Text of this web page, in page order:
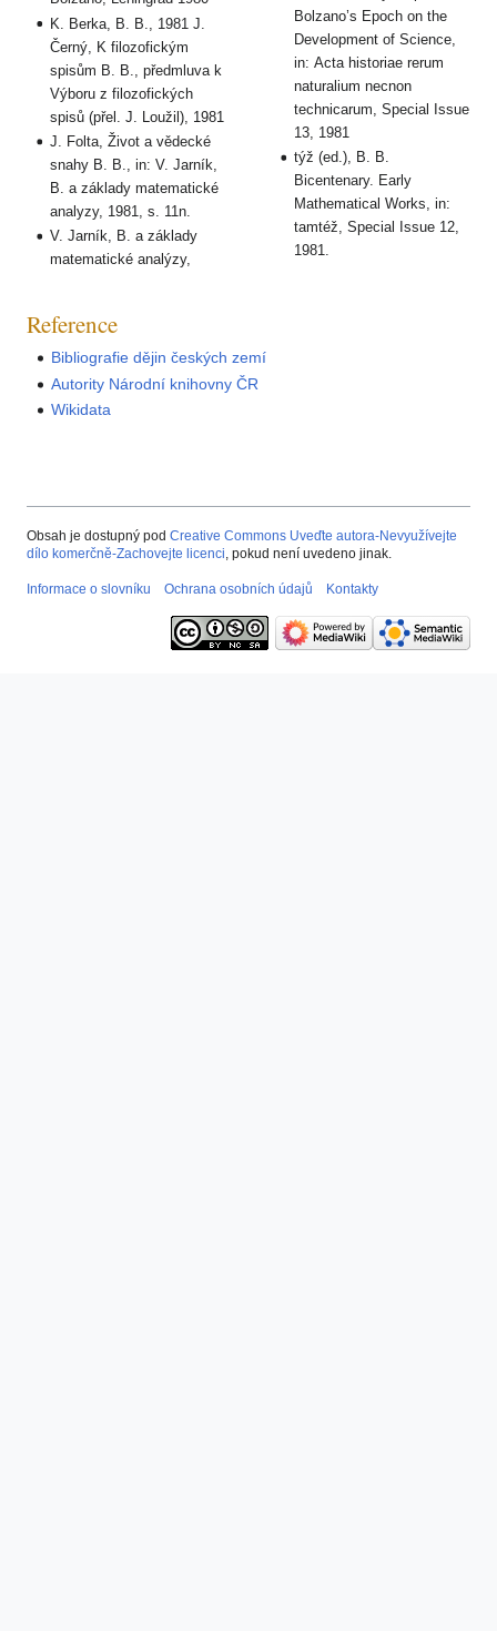
K. Berka, B. B., 1981 J.
Černý, K filozofickým
spisům B. B., předmluva k
Výboru z filozofických
spisů (přel. J. Loužil), 1981
J. Folta, Život a vědecké
snahy B. B., in: V. Jarník,
B. a základy matematické
analyzy, 1981, s. 11n.
V. Jarník, B. a základy
matematické analýzy,
Bolzano’s Epoch on the
Development of Science,
in: Acta historiae rerum
naturalium necnon
technicarum, Special Issue
13, 1981
týž (ed.), B. B.
Bicentenary. Early
Mathematical Works, in:
tamtéž, Special Issue 12,
1981.
Reference
Bibliografie dějin českých zemí
Autority Národní knihovny ČR
Wikidata
Obsah je dostupný pod Creative Commons Uveďte autora-Nevyužívejte
dílo komerčně-Zachovejte licenci , pokud není uvedeno jinak.
Informace o slovníku Ochrana osobních údajů Kontakty